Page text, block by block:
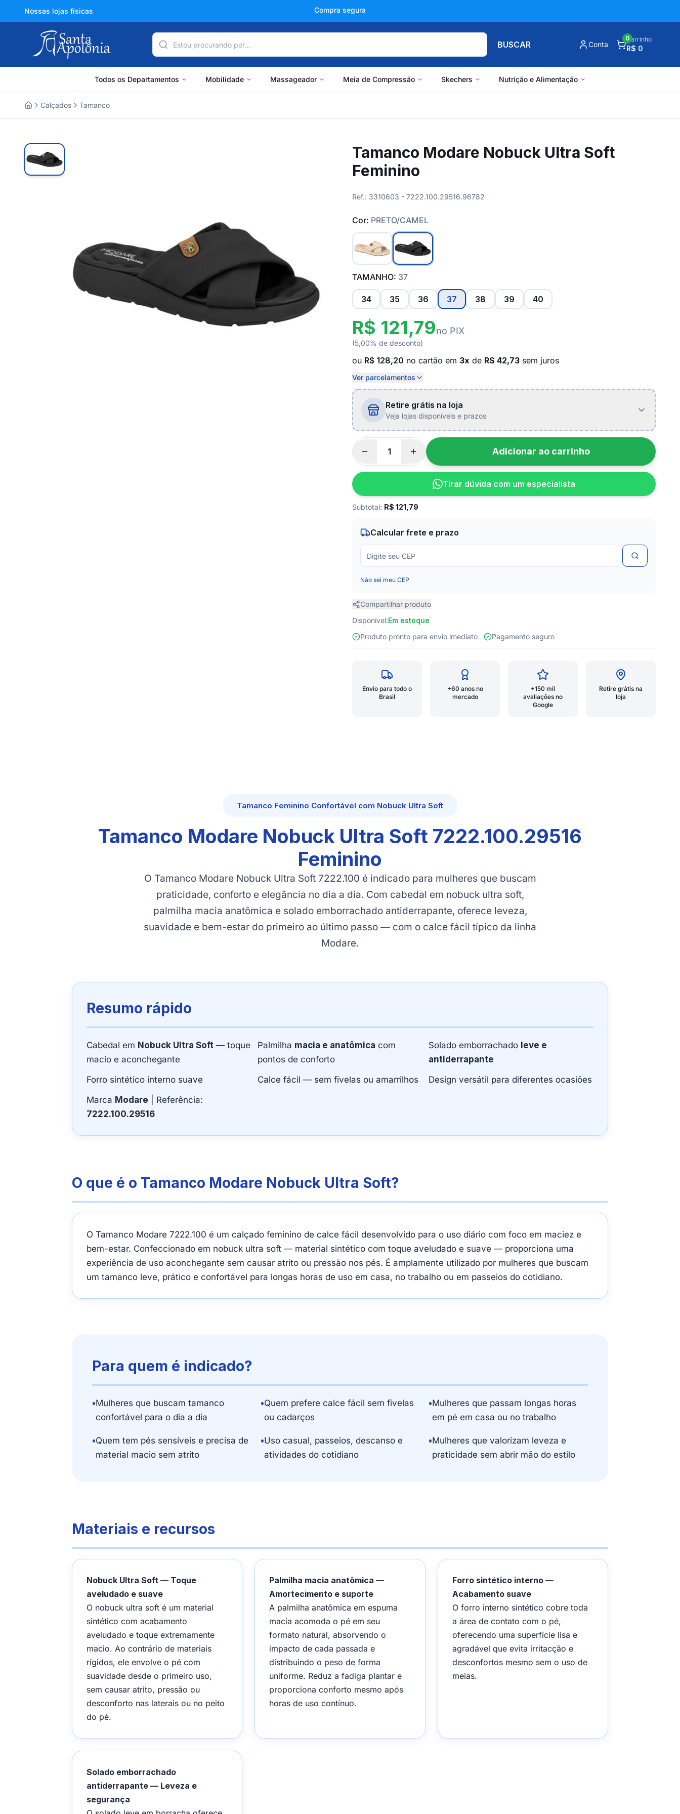
Nossas lojas físicas +150 mil avaliações
BUSCAR Conta
Carrinho
R$ 0
0
Todos os Departamentos Mobilidade Massageador Meia de Compressão Skechers Nutrição e Alimentação
Calçados Tamanco
Tamanco Modare Nobuck Ultra Soft
Feminino
Ref.: 3310603 - 7222.100.29516.96782
Cor: PRETO/CAMEL
TAMANHO: 37
34 35 36 37 38 39 40
R$ 121,79no PIX
(5,00% de desconto)
ou R$ 128,20 no cartão em 3x de R$ 42,73 sem juros
Ver parcelamentos
Retire grátis na loja
Veja lojas disponíveis e prazos
Adicionar ao carrinho
Tirar dúvida com um especialista
Subtotal: R$ 121,79
Calcular frete e prazo
Não sei meu CEP
Compartilhar produto
Disponível:Em estoque
Produto pronto para envio imediato
Pagamento seguro
Envio para todo o
Brasil
+60 anos no
mercado
+150 mil
avaliações no
Google
Retire grátis na
loja
Tamanco Feminino Confortável com Nobuck Ultra Soft
Tamanco Modare Nobuck Ultra Soft 7222.100.29516
Feminino
O Tamanco Modare Nobuck Ultra Soft 7222.100 é indicado para mulheres que buscam
praticidade, conforto e elegância no dia a dia. Com cabedal em nobuck ultra soft,
palmilha macia anatômica e solado emborrachado antiderrapante, oferece leveza,
suavidade e bem-estar do primeiro ao último passo — com o calce fácil típico da linha
Modare.
Resumo rápido
Cabedal em Nobuck Ultra Soft — toque
macio e aconchegante
Palmilha macia e anatômica com
pontos de conforto
Solado emborrachado leve e
antiderrapante
Forro sintético interno suave
Calce fácil — sem fivelas ou amarrilhos
Design versátil para diferentes ocasiões
Marca Modare | Referência:
7222.100.29516
O que é o Tamanco Modare Nobuck Ultra Soft?
O Tamanco Modare 7222.100 é um calçado feminino de calce fácil desenvolvido para o uso diário com foco em maciez e
bem-estar. Confeccionado em nobuck ultra soft — material sintético com toque aveludado e suave — proporciona uma
experiência de uso aconchegante sem causar atrito ou pressão nos pés. É amplamente utilizado por mulheres que buscam
um tamanco leve, prático e confortável para longas horas de uso em casa, no trabalho ou em passeios do cotidiano.
Para quem é indicado?
•Mulheres que buscam tamanco
confortável para o dia a dia
•Quem prefere calce fácil sem fivelas
ou cadarços
•Mulheres que passam longas horas
em pé em casa ou no trabalho
•Quem tem pés sensíveis e precisa de
material macio sem atrito
•Uso casual, passeios, descanso e
atividades do cotidiano
•Mulheres que valorizam leveza e
praticidade sem abrir mão do estilo
Materiais e recursos
Nobuck Ultra Soft — Toque
aveludado e suave
O nobuck ultra soft é um material
sintético com acabamento
aveludado e toque extremamente
macio. Ao contrário de materiais
rígidos, ele envolve o pé com
suavidade desde o primeiro uso,
sem causar atrito, pressão ou
desconforto nas laterais ou no peito
do pé.
Palmilha macia anatômica —
Amortecimento e suporte
A palmilha anatômica em espuma
macia acomoda o pé em seu
formato natural, absorvendo o
impacto de cada passada e
distribuindo o peso de forma
uniforme. Reduz a fadiga plantar e
proporciona conforto mesmo após
horas de uso contínuo.
Forro sintético interno —
Acabamento suave
O forro interno sintético cobre toda
a área de contato com o pé,
oferecendo uma superfície lisa e
agradável que evita irritacção e
desconfortos mesmo sem o uso de
meias.
Solado emborrachado
antiderrapante — Leveza e
segurança